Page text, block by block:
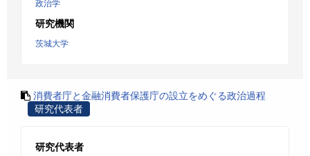
政治学
研究機関
茨城大学
消費者庁と金融消費者保護庁の設立をめぐる政治過程
研究代表者
研究代表者